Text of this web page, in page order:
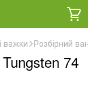
важки Розбірний
74